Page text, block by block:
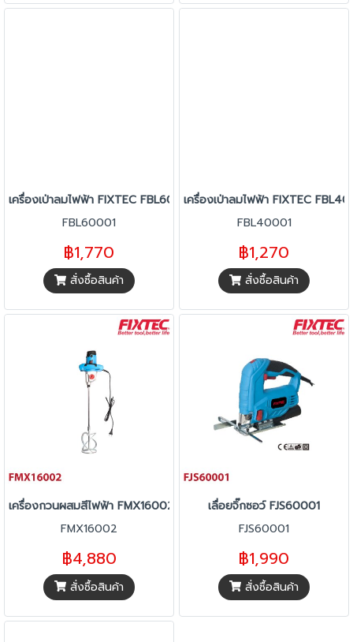
เครื่องเป่าลมไฟฟ้า FIXTEC FBL60001
FBL60001
฿1,770
สั่งซื้อสินค้า
เครื่องเป่าลมไฟฟ้า FIXTEC
FBL40001
฿1,270
สั่งซื้อสินค้า
เครื่องกวนผสมสีไฟฟ้า FMX16002
FMX16002
฿4,880
สั่งซื้อสินค้า
เลื่อยจิ๊กซอว์ FJS60001
FJS60001
฿1,990
สั่งซื้อสินค้า